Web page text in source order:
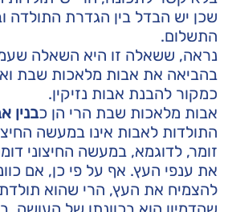
שכן יש הבדל בין הגדרת התולדה
התשלום.
נראה, ששאלה זו היא השאלה
בהביאה את אבות מלאכות שבת
כמקור להבנת אבות נזיקין.
אבות מלאכות שבת הרי הן כבנין
התולדות לאבות אינו במעשה
זומר, לדוגמא, במעשה החיצוני
את ענפי העץ. אף על פי כן, אם
להצמיח את העץ, הרי שהוא תולדת